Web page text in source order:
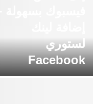
لستوري
Facebook